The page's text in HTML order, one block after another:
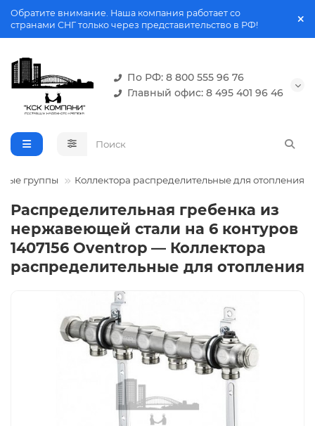
Обратите внимание. Наша компания работает со
странами СНГ только через представительство в РФ!
По РФ: 8 800 555 96 76
Главный офис: 8 495 401 96 46
группы Коллектора распределительные для отопления
Распределительная гребенка из
нержавеющей стали на 6 контуров
1407156 Oventrop — Коллектора
распределительные для отопления